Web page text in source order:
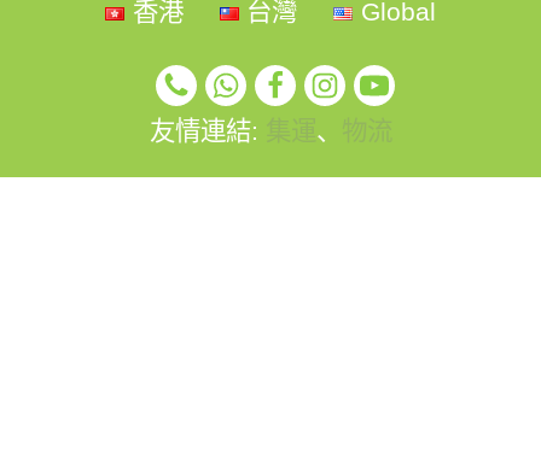
香港
台灣 Global
友情連結: 、